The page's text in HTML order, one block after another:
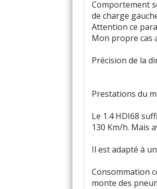
Comportement
de charge
Attention ce
Mon propre cas
Précision de la
Prestations du
Le 1.4 HDI68
130 Km/h. Mais
Il est adapté à
Consommation
monte des